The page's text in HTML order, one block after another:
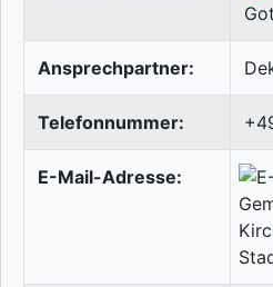
Ansprechpartner:
Telefonnummer:
E-Mail-Adresse: